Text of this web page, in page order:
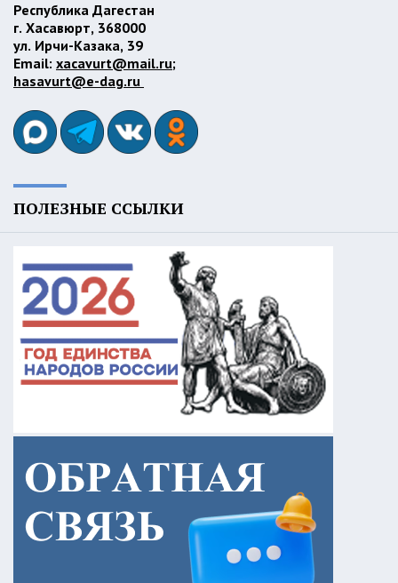
Республика Дагестан
г. Хасавюрт, 368000
ул. Ирчи-Казака, 39
Email: xacavurt@mail.ru;
hasavurt@e-dag.ru
ПОЛЕЗНЫЕ ССЫЛКИ